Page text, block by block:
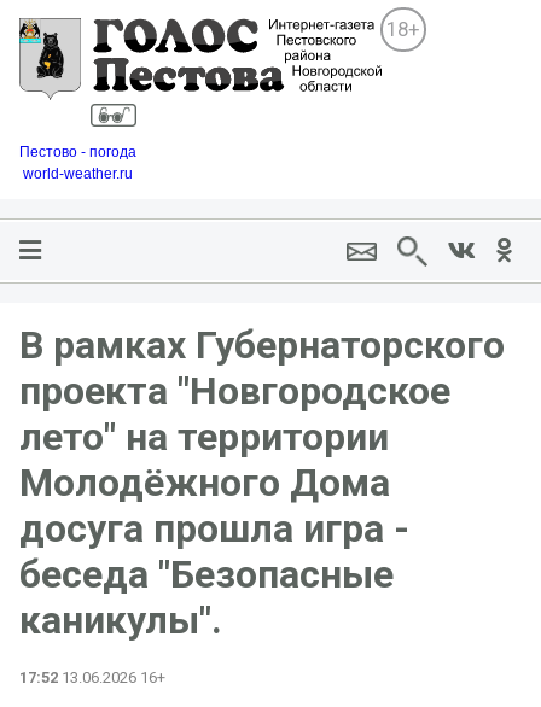
18+
Пестово - погода
world-weather.ru
В рамках Губернаторского
проекта "Новгородское
лето" на территории
Молодёжного Дома
досуга прошла игра -
беседа "Безопасные
каникулы".
17:52 13.06.2026 16+